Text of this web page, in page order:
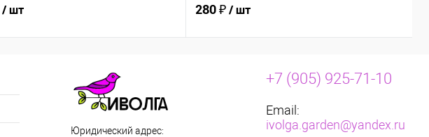
/ шт 280 ₽/ шт
Юридический адрес:
+7 (905) 925-71-10
Email:
ivolga.garden@yandex.ru